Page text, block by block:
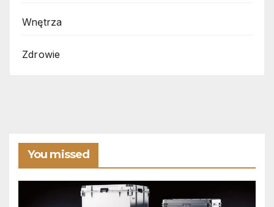
Wnętrza
Zdrowie
You missed